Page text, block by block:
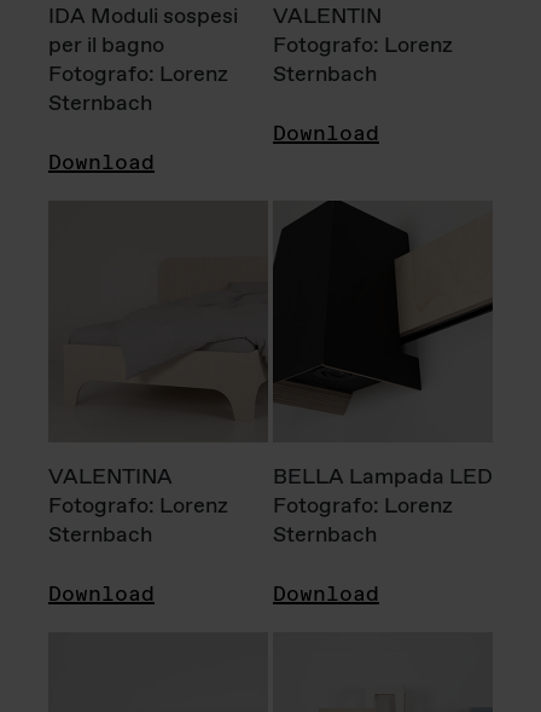
IDA Moduli sospesi
per il bagno
Fotografo: Lorenz
Sternbach
Download
VALENTIN
Fotografo: Lorenz
Sternbach
Download
VALENTINA
Fotografo: Lorenz
Sternbach
Download
BELLA Lampada LED
Fotografo: Lorenz
Sternbach
Download